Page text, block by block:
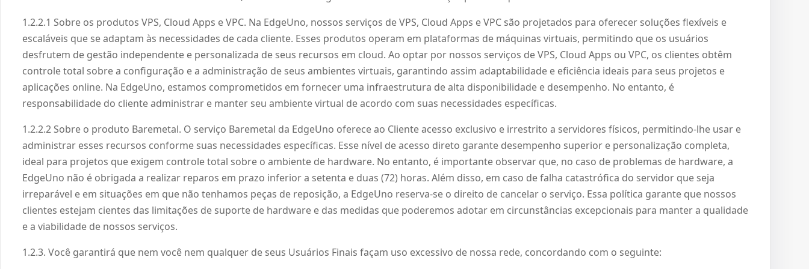
1.2.2.1 Sobre os produtos VPS, Cloud Apps e VPC. Na EdgeUno, nossos serviços de VPS, Cloud Apps e VPC são projetados para oferecer soluções flexíveis e
escaláveis que se adaptam às necessidades de cada cliente. Esses produtos operam em plataformas de máquinas virtuais, permitindo que os usuários
desfrutem de gestão independente e personalizada de seus recursos em cloud. Ao optar por nossos serviços de VPS, Cloud Apps ou VPC, os clientes obtêm
controle total sobre a configuração e a administração de seus ambientes virtuais, garantindo assim adaptabilidade e eficiência ideais para seus projetos e
aplicações online. Na EdgeUno, estamos comprometidos em fornecer uma infraestrutura de alta disponibilidade e desempenho. No entanto, é
responsabilidade do cliente administrar e manter seu ambiente virtual de acordo com suas necessidades específicas.
1.2.2.2 Sobre o produto Baremetal. O serviço Baremetal da EdgeUno oferece ao Cliente acesso exclusivo e irrestrito a servidores físicos, permitindo-lhe usar e
administrar esses recursos conforme suas necessidades específicas. Esse nível de acesso direto garante desempenho superior e personalização completa,
ideal para projetos que exigem controle total sobre o ambiente de hardware. No entanto, é importante observar que, no caso de problemas de hardware, a
EdgeUno não é obrigada a realizar reparos em prazo inferior a setenta e duas (72) horas. Além disso, em caso de falha catastrófica do servidor que seja
irreparável e em situações em que não tenhamos peças de reposição, a EdgeUno reserva-se o direito de cancelar o serviço. Essa política garante que nossos
clientes estejam cientes das limitações de suporte de hardware e das medidas que poderemos adotar em circunstâncias excepcionais para manter a qualidade
e a viabilidade de nossos serviços.
1.2.3. Você garantirá que nem você nem qualquer de seus Usuários Finais façam uso excessivo de nossa rede, concordando com o seguinte: